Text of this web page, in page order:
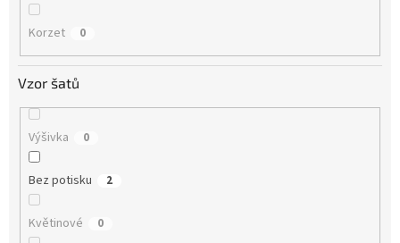
Korzet 0
Vzor šatů
Výšivka 0
Bez potisku 2
Květinové 0